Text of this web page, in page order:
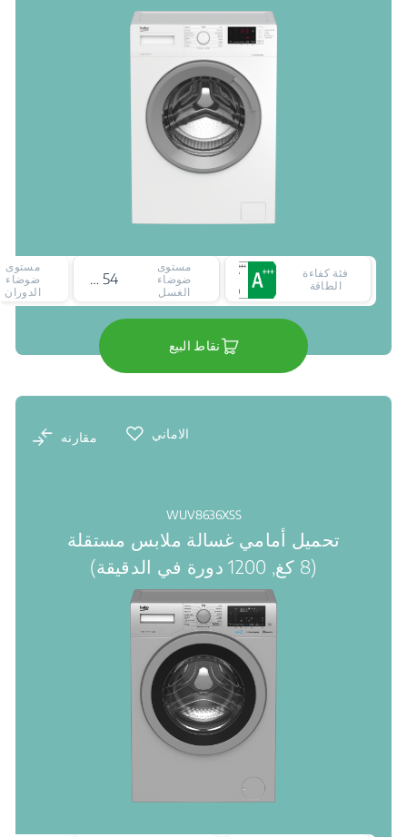
فئة كفاءة
الطاقة
مستوى
ضوضاء
الغسل
54 ديسيبل
مستوى
ضوضاء
الدوران
نقاط البيع
الاماني مقارنه
WUV8636XSS
تحميل أمامي غسالة ملابس مستقلة
(8 كغ, 1200 دورة في الدقيقة)